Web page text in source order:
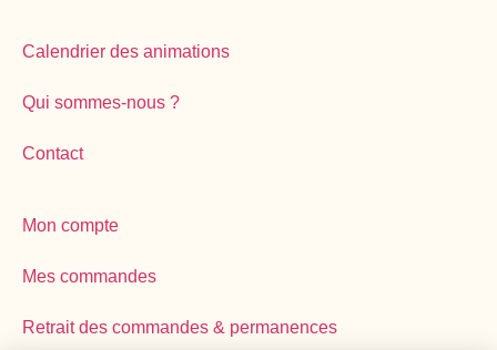
Calendrier des animations
Qui sommes-nous ?
Contact
Mon compte
Mes commandes
Retrait des commandes & permanences